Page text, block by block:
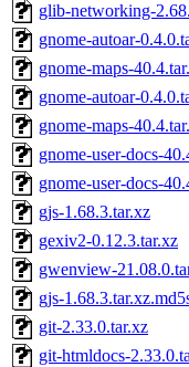
glib-networking-
gnome-autoar-
gnome-maps-
gnome-autoar-
gnome-maps-
gnome-user-docs-
gnome-user-docs-
gjs-1.68.3.tar.xz
gexiv2-0.12.3.tar.xz
gwenview-
gjs-
git-2.33.0.tar.xz
git-htmldocs-